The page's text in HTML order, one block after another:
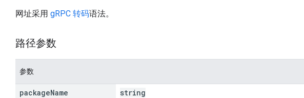
网址采用 gRPC 转码语法。
路径参数
参数
packageName string